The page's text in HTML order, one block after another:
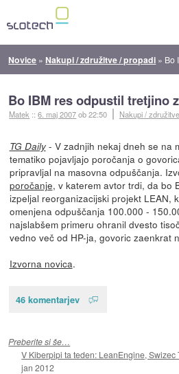
Novice » Nakupi / združitve / propadi » Bo
Bo IBM res odpustil tretjino
Matek ::6. maj 2007ob 22:50 Nakupi /
TG Daily- V zadnjih nekaj dneh se na
tematiko pojavljajo poročanja o
pripravljal na masovna odpuščanja.
poročanje, v katerem avtor trdi, da bo
izpeljal reorganizacijski projekt LEAN,
omenjena odpuščanja 100.000 -
najslabšem primeru ohranil dvesto
vedno več od HP-ja, govoric zaenkrat
Izvorna novica.
46 komentarjev
Preberite si še…
V Kiberpipi ta teden: LeanEngine,
jan 2012